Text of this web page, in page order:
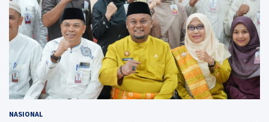
NASIONAL